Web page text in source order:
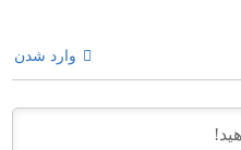
وارد شدن